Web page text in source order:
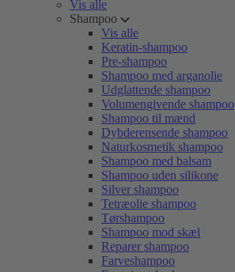
Vis alle
Shampoo
Vis alle
Keratin-shampoo
Pre-shampoo
Shampoo med arganolie
Udglattende shampoo
Volumengivende shampoo
Shampoo til mænd
Dybderensende shampoo
Naturkosmetik shampoo
Shampoo med balsam
Shampoo uden silikone
Silver shampoo
Tetræolie shampoo
Tørshampoo
Shampoo mod skæl
Reparer shampoo
Farveshampoo